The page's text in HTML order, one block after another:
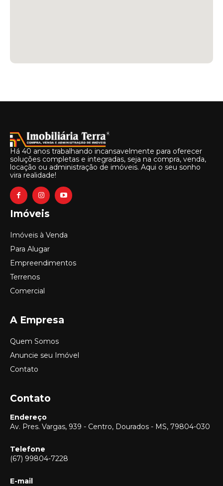
Há 40 anos trabalhando incansavelmente para oferecer
soluções completas e integradas, seja na compra, venda,
locação ou administração de imóveis. Aqui o seu sonho
vira realidade!
Imóveis
Imóveis à Venda
Para Alugar
Empreendimentos
Terrenos
Comercial
A Empresa
Quem Somos
Anuncie seu Imóvel
Contato
Contato
Endereço
Av. Pres. Vargas, 939 - Centro, Dourados - MS, 79804-030
Telefone
(67) 99804-7228
E-mailVendas